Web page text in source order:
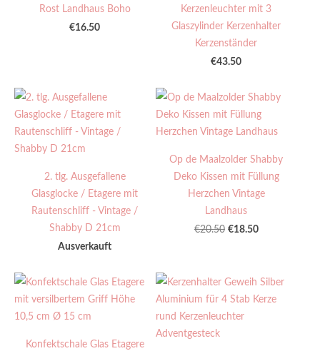
Rost Landhaus Boho
€16.50
Kerzenleuchter mit 3
Glaszylinder Kerzenhalter
Kerzenständer
€43.50
2. tlg. Ausgefallene
Glasglocke / Etagere mit
Rautenschliff - Vintage /
Shabby D 21cm
Ausverkauft
Op de Maalzolder Shabby
Deko Kissen mit Füllung
Herzchen Vintage
Landhaus
€20.50 €18.50
Konfektschale Glas Etagere